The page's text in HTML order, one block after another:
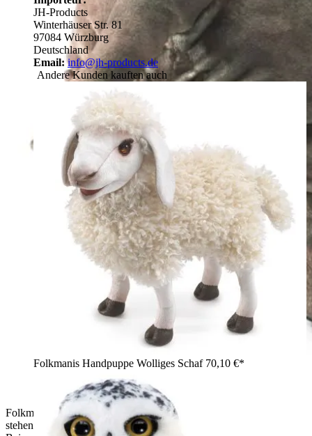
Folkmanis Handpuppe Nilpferdbaby in graubraunem Plüsch,
stehend von hinten mit sichtbarem Schwänzchen und kurzen
JH-Products
Winterhäuser Str. 81
97084 Würzburg
Deutschland
Email: info@jh-products.de
Andere Kunden kauften auch
Folkmanis Handpuppe Wolliges Schaf 70,10 €*